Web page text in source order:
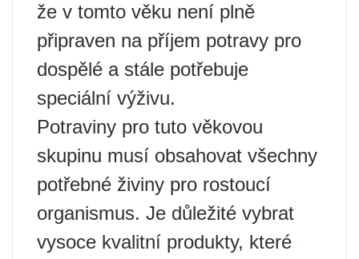
že v tomto věku není plně
připraven na příjem potravy pro
dospělé a stále potřebuje
speciální výživu.
Potraviny pro tuto věkovou
skupinu musí obsahovat všechny
potřebné živiny pro rostoucí
organismus. Je důležité vybrat
vysoce kvalitní produkty, které